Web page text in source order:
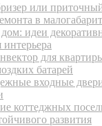
или
в
идеи
для
батарей
входные
коттеджных
развития